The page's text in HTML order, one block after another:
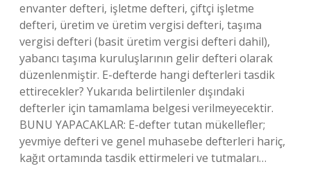
envanter defteri, işletme defteri, çiftçi işletme
defteri, üretim ve üretim vergisi defteri, taşıma
vergisi defteri (basit üretim vergisi defteri dahil),
yabancı taşıma kuruluşlarının gelir defteri olarak
düzenlenmiştir. E-defterde hangi defterleri tasdik
ettirecekler? Yukarıda belirtilenler dışındaki
defterler için tamamlama belgesi verilmeyecektir.
BUNU YAPACAKLAR: E-defter tutan mükellefler;
yevmiye defteri ve genel muhasebe defterleri hariç,
kağıt ortamında tasdik ettirmeleri ve tutmaları…